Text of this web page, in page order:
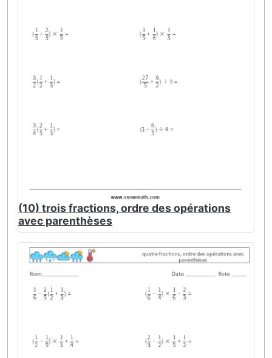
(10) trois fractions, ordre des opérations
avec parenthèses